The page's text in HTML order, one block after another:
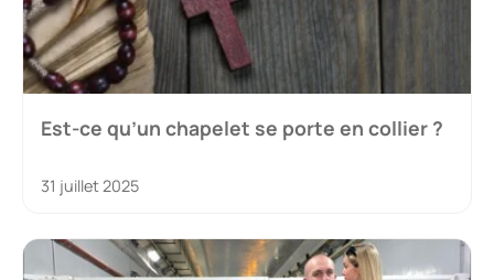
Est-ce qu’un chapelet se porte en collier ?
31 juillet 2025